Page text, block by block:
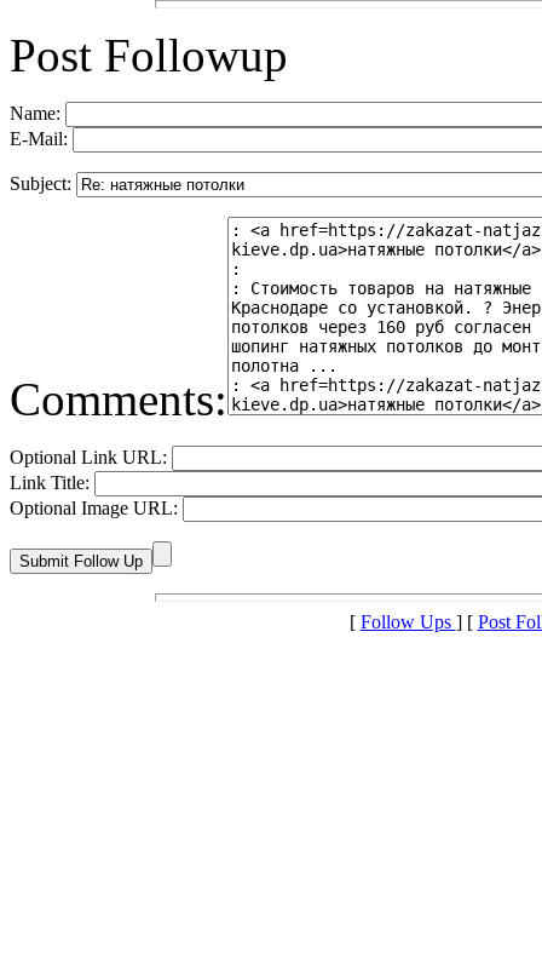
Post Followup
Name:
E-Mail:
Subject:
Comments:
Optional Link URL:
Link Title:
Optional Image URL:
[ Follow Ups ] [ Post